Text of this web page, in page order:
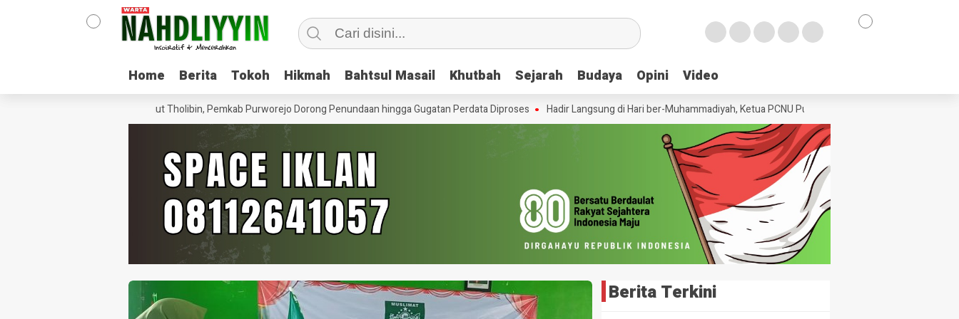
Home Berita Tokoh Hikmah Bahtsul Masail Khutbah Sejarah Budaya Opini Video
Home Berita Tokoh Hikmah Bahtsul Masail Khutbah Sejarah Budaya Opini Video
Pondok Pesantren Minhajut Tholibin, Pemkab Purworejo Dorong Penundaan hingga Gugatan Perdata Diproses Hadir Langsung di Hari ber-Muhammadiyah, Ketua PCNU Purworejo Doakan Keberkahan untuk
Berita Terkini